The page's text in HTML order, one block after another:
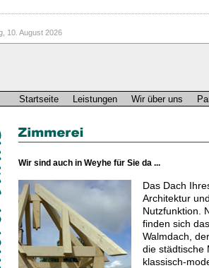
10. August 2026
Startseite Leistungen Wir über uns
Wir sind auch in Weyhe für Sie da ...
Das Dach
Architektur
Nutzfunktion.
finden sich
Walmdach,
die städtische
klassisch-